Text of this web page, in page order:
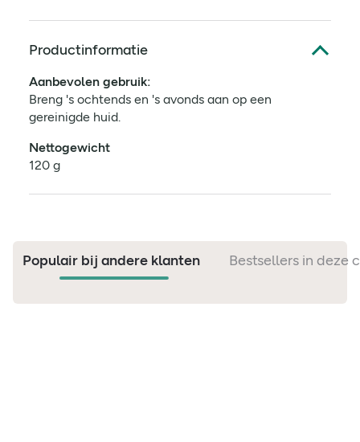
Productinformatie
Aanbevolen gebruik:
Breng 's ochtends en 's avonds aan op een
gereinigde huid.
Nettogewicht
120 g
Populair bij andere klanten Bestsellers in deze